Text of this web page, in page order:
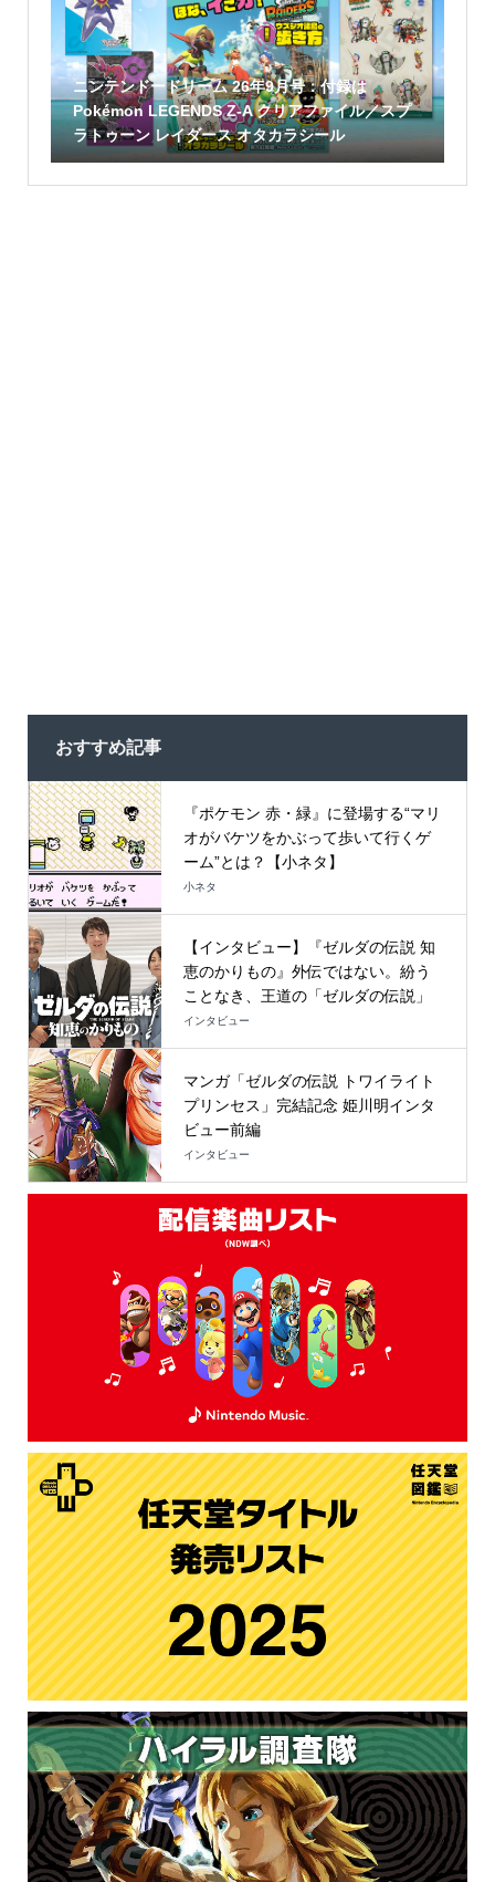
ニンテンドードリーム 26年9月号：付録は
Pokémon LEGENDS Z-A クリアファイル／スプ
ラトゥーン レイダース オタカラシール
おすすめ記事
『ポケモン 赤・緑』に登場する“マリ
オがバケツをかぶって歩いて行くゲ
ーム”とは？【小ネタ】
小ネタ
【インタビュー】『ゼルダの伝説 知
恵のかりもの』外伝ではない。紛う
ことなき、王道の「ゼルダの伝説」
インタビュー
マンガ「ゼルダの伝説 トワイライト
プリンセス」完結記念 姫川明インタ
ビュー前編
インタビュー